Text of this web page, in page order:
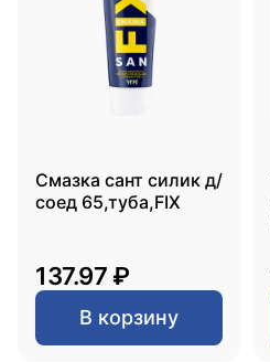
Смазка сант силик д/
соед 65,туба,FIX
137.97 ₽
В корзину